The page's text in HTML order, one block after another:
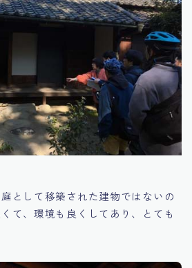
として移築された建物ではないの
て、環境も良くしてあり、とても